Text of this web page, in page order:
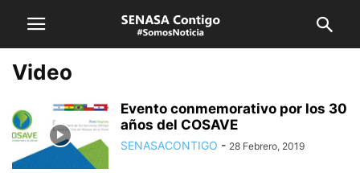
Video
Evento conmemorativo por los 30
años del COSAVE
SENASACONTIGO - 28 Febrero, 2019